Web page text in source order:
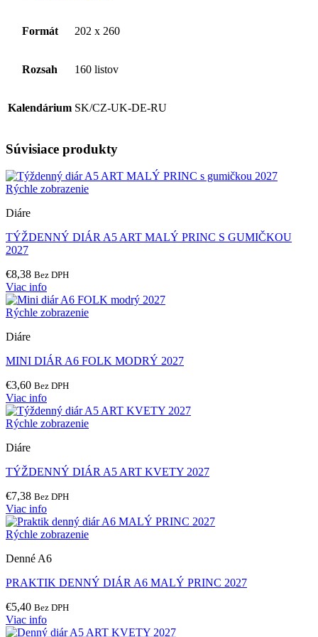
Formát 202 x 260
Rozsah 160 listov
Kalendárium SK/CZ-UK-DE-RU
Súvisiace produkty
Rýchle zobrazenie
Diáre
TÝŽDENNÝ DIÁR A5 ART MALÝ PRINC S GUMIČKOU
2027
€8,38 Bez DPH
Viac info
Rýchle zobrazenie
Diáre
MINI DIÁR A6 FOLK MODRÝ 2027
€3,60 Bez DPH
Viac info
Rýchle zobrazenie
Diáre
TÝŽDENNÝ DIÁR A5 ART KVETY 2027
€7,38 Bez DPH
Viac info
Rýchle zobrazenie
Denné A6
PRAKTIK DENNÝ DIÁR A6 MALÝ PRINC 2027
€5,40 Bez DPH
Viac info